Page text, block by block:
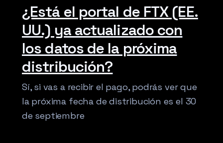
¿Está el portal de FTX (EE.
UU.) ya actualizado con
los datos de la próxima
distribución?
Sí, si vas a recibir el pago, podrás ver que
la próxima fecha de distribución es el 30
de septiembre